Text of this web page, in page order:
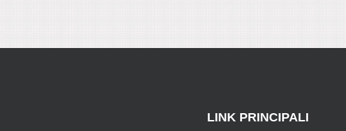
LINK PRINCIPALI